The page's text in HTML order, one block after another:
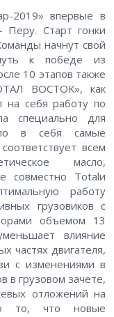
2019» впервые в
Перу. Старт гонки
начнут свой
к победе из
10 этапов также
ВОСТОК», как
на себя работу по
специально для
в себя самые
всем
масло,
совместно Totalи
работу
грузовиков с
объемом 13
влияние
частях двигателя,
с изменениями в
в грузовом зачете,
отложений на
то, что новые